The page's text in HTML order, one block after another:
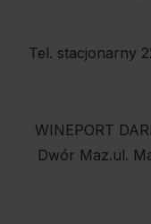
Tel. stacjonarny
WINEPORT
Dwór Maz.ul.